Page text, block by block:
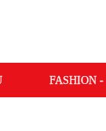
FASHION